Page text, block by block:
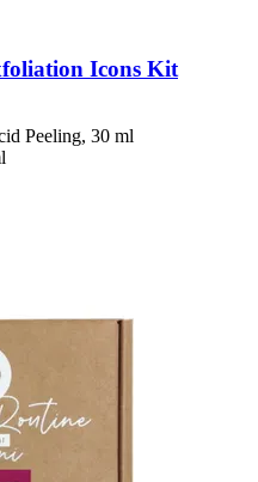
Icons Kit
Peeling, 30 ml